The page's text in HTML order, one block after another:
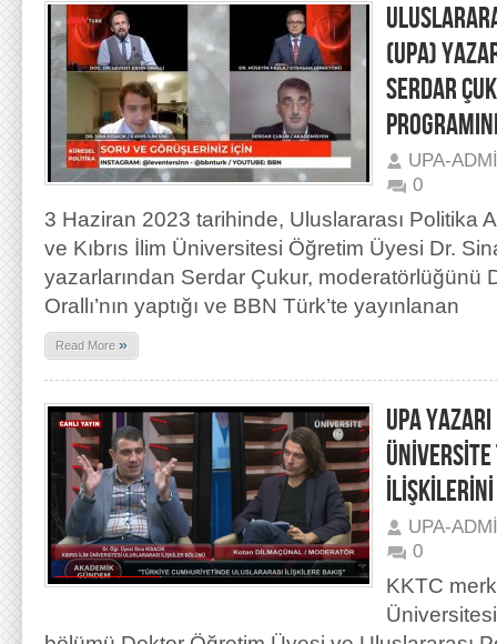
(UPA)
SERDAR
UPA-
0
3 Haziran 2023 tarihinde, Uluslararası Politika
ve Kıbrıs İlim Üniversitesi Öğretim Üyesi Dr.
yazarlarından Serdar Çukur, moderatörlüğünü
Orallı’nın yaptığı ve BBN Türk’te yayınlanan
Read More »
UPA
UPA-
0
KKTC